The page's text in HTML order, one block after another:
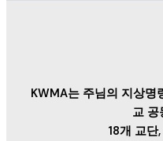
KWMA는 주님의 지상명
교 공
18개 교단